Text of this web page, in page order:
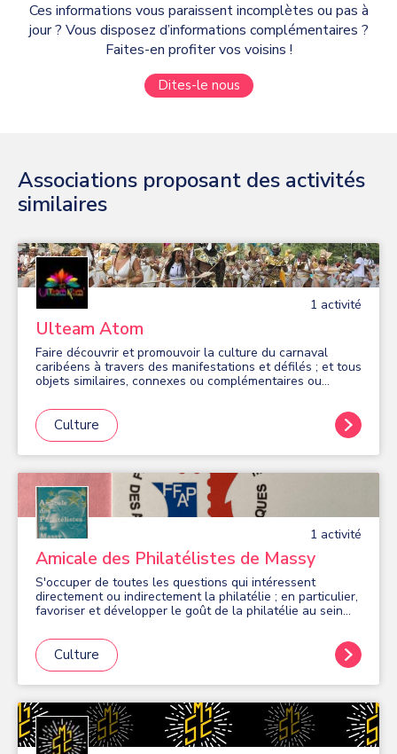
Ces informations vous paraissent incomplètes ou pas à
jour ? Vous disposez d’informations complémentaires ?
Faites-en profiter vos voisins !
Dites-le nous
Associations proposant des activités
similaires
1 activité
Ulteam Atom
Faire découvrir et promouvoir la culture du carnaval
caribéens à travers des manifestations et défilés ; et tous
objets similaires, connexes ou complémentaires ou
développement
Culture
1 activité
Amicale des Philatélistes de Massy
S'occuper de toutes les questions qui intéressent
directement ou indirectement la philatélie ; en particulier,
favoriser et développer le goût de la philatélie au sein
Culture